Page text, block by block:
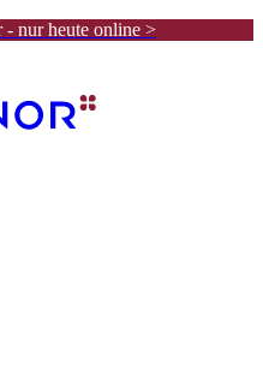
- nur heute online >